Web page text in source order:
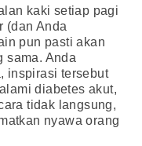
kaki setiap pagi
(dan Anda
pun pasti akan
sama. Anda
inspirasi tersebut
diabetes akut,
tidak langsung,
nyawa orang